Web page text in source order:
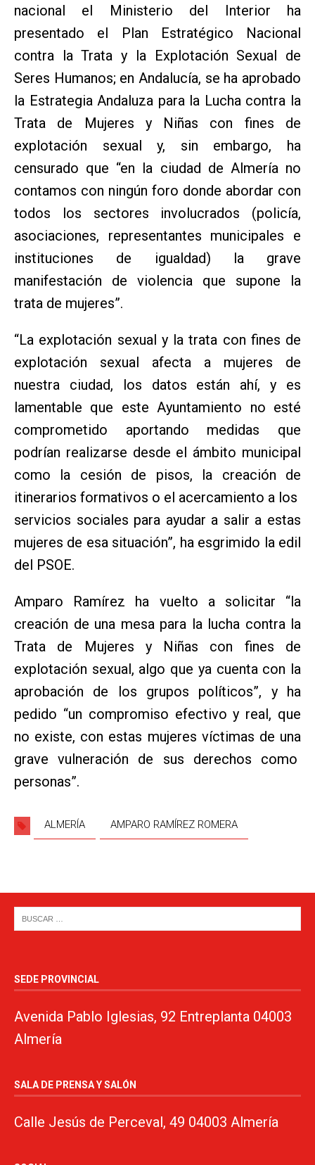
nacional el Ministerio del Interior ha
presentado el Plan Estratégico Nacional
contra la Trata y la Explotación Sexual de
Seres Humanos; en Andalucía, se ha aprobado
la Estrategia Andaluza para la Lucha contra la
Trata de Mujeres y Niñas con fines de
explotación sexual y, sin embargo, ha
censurado que “en la ciudad de Almería no
contamos con ningún foro donde abordar con
todos los sectores involucrados (policía,
asociaciones, representantes municipales e
instituciones de igualdad) la grave
manifestación de violencia que supone la
trata de mujeres”.
“La explotación sexual y la trata con fines de
explotación sexual afecta a mujeres de
nuestra ciudad, los datos están ahí, y es
lamentable que este Ayuntamiento no esté
comprometido aportando medidas que
podrían realizarse desde el ámbito municipal
como la cesión de pisos, la creación de
itinerarios formativos o el acercamiento a los
servicios sociales para ayudar a salir a estas
mujeres de esa situación”, ha esgrimido la edil
del PSOE.
Amparo Ramírez ha vuelto a solicitar “la
creación de una mesa para la lucha contra la
Trata de Mujeres y Niñas con fines de
explotación sexual, algo que ya cuenta con la
aprobación de los grupos políticos”, y ha
pedido “un compromiso efectivo y real, que
no existe, con estas mujeres víctimas de una
grave vulneración de sus derechos como
personas”.
ALMERÍA AMPARO RAMÍREZ ROMERA
SEDE PROVINCIAL
Avenida Pablo Iglesias, 92 Entreplanta 04003
Almería
SALA DE PRENSA Y SALÓN
Calle Jesús de Perceval, 49 04003 Almería